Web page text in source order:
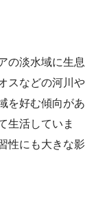
の淡水域に生息
スなどの河川や
を好む傾向があ
生活していま
性にも大きな影